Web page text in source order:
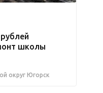
школы
округ Югорск